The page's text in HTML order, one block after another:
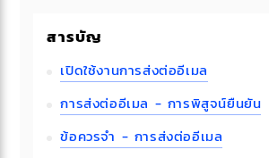
สารบัญ
เปิดใช้งานการส่งต่ออีเมล
การส่งต่ออีเมล - การพิสูจน์ยืนยัน
ข้อควรจำ - การส่งต่ออีเมล